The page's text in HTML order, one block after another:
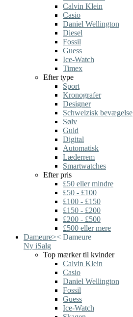
Calvin Klein
Casio
Daniel Wellington
Diesel
Fossil
Guess
Ice-Watch
Timex
Efter type
Sport
Kronografer
Designer
Schweizisk bevægelse
Sølv
Guld
Digital
Automatisk
Læderrem
Smartwatches
Efter pris
£50 eller mindre
£50 - £100
£100 - £150
£150 - £200
£200 - £500
£500 eller mere
Dameure>< Dameure
Ny iSalg
Top mærker til kvinder
Calvin Klein
Casio
Daniel Wellington
Fossil
Guess
Ice-Watch